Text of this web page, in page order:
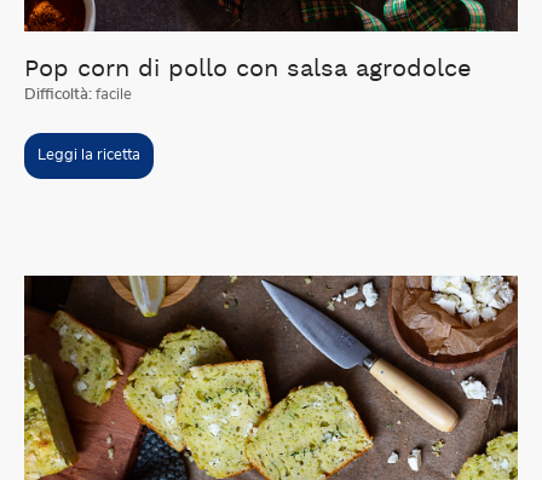
Pop corn di pollo con salsa agrodolce
Difficoltà: facile
Leggi la ricetta